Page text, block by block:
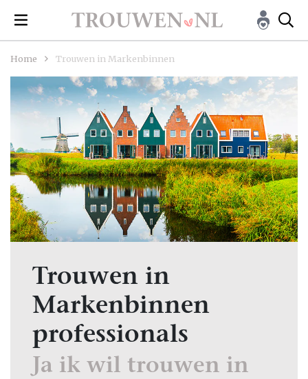
Home Trouwen in Markenbinnen
Trouwen in
Markenbinnen
professionals
Ja ik wil trouwen in